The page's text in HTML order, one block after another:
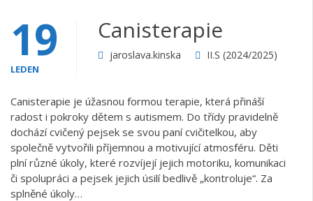
19
LEDEN
Canisterapie
jaroslava.kinska II.S (2024/2025)
Canisterapie je úžasnou formou terapie, která přináší
radost i pokroky dětem s autismem. Do třídy pravidelně
dochází cvičený pejsek se svou paní cvičitelkou, aby
společně vytvořili příjemnou a motivující atmosféru. Děti
plní různé úkoly, které rozvíjejí jejich motoriku, komunikaci
či spolupráci a pejsek jejich úsilí bedlivě „kontroluje“. Za
splněné úkoly…